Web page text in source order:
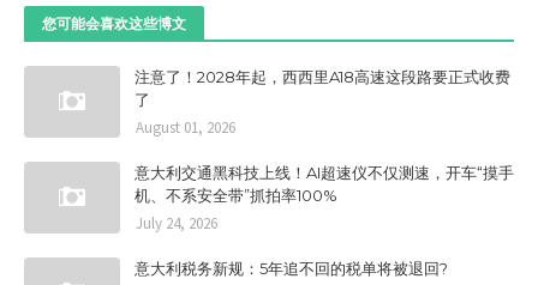
您可能会喜欢这些博文
注意了！2028年起，西西里A18高速这段路要正式收费
了
August 01, 2026
意大利交通黑科技上线！AI超速仪不仅测速，开车“摸手
机、不系安全带”抓拍率100%
July 24, 2026
意大利税务新规：5年追不回的税单将被退回?